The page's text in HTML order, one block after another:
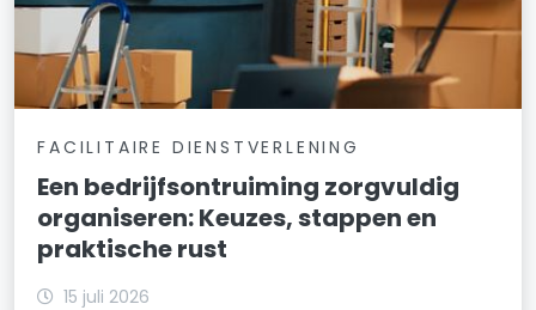
FACILITAIRE DIENSTVERLENING
Een bedrijfsontruiming zorgvuldig
organiseren: Keuzes, stappen en
praktische rust
15 juli 2026